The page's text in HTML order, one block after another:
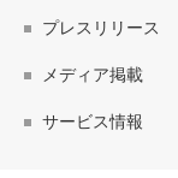
プレスリリース
メディア掲載
サービス情報